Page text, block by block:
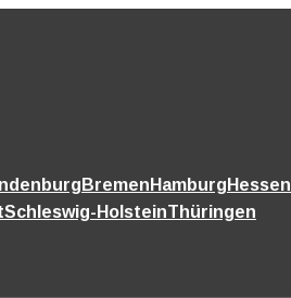
Bremen Hamburg Hessen
Schleswig-HolsteinThüringen